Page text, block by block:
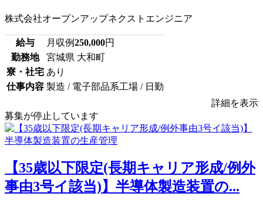
株式会社オープンアップネクストエンジニア
給与 月収例250,000円
勤務地
宮城県 大和町
寮・社宅 あり
仕事内容 製造 / 電子部品系工場 / 日勤
詳細を表示
募集が停止しています
【35歳以下限定(長期キャリア形成/例外
事由3号イ該当)】半導体製造装置の...